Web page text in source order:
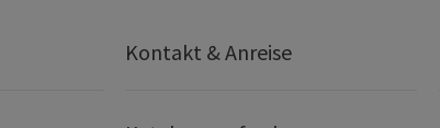
Kontakt & Anreise